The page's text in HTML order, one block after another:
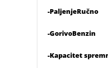
-PaljenjeRučno
-GorivoBenzin
-Kapacitet